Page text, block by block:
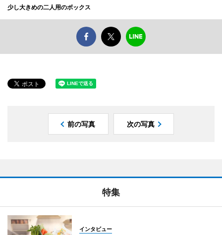
少し大きめの二人用のボックス
前の写真 次の写真
特集
インタビュー